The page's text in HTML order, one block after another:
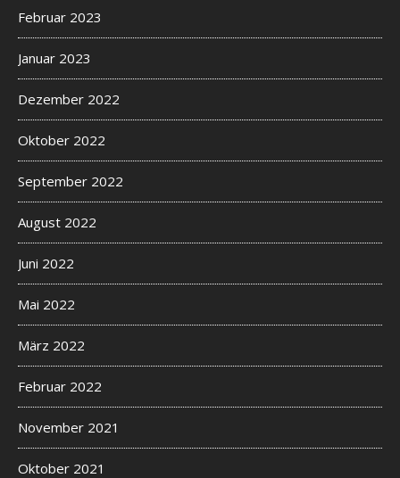
Februar 2023
Januar 2023
Dezember 2022
Oktober 2022
September 2022
August 2022
Juni 2022
Mai 2022
März 2022
Februar 2022
November 2021
Oktober 2021